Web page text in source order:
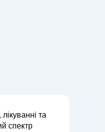
та
спектр